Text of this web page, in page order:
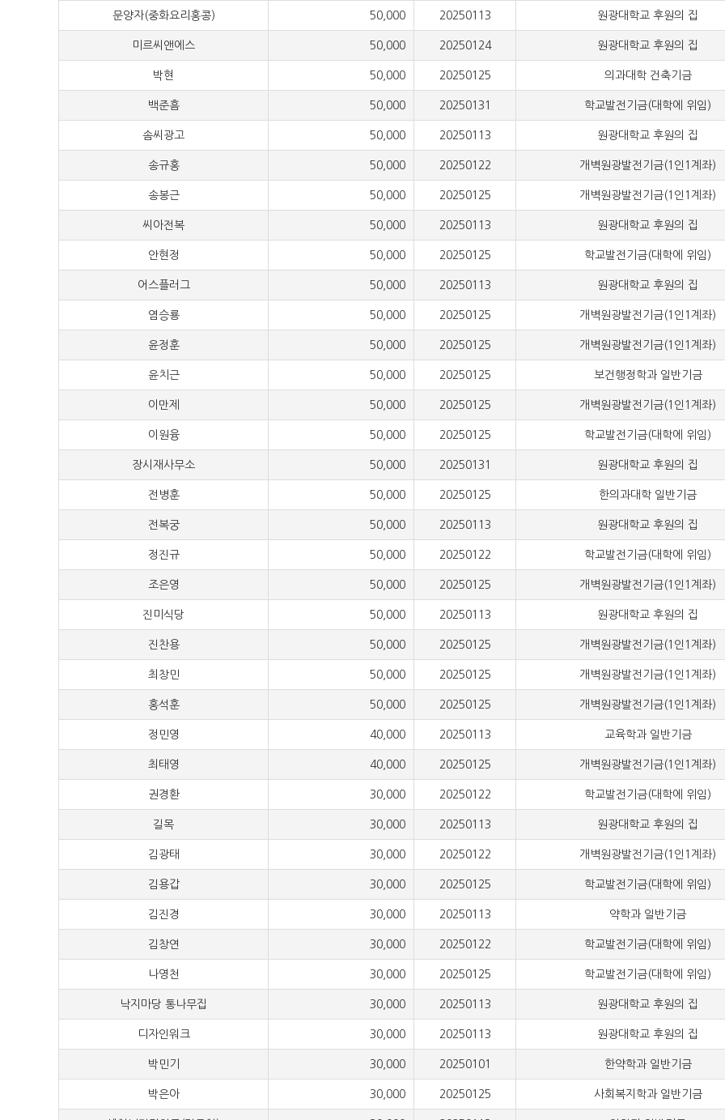
문양자(중화요리홍콩) 50,000 20250113 원광대학교 후원의 집
미르씨앤에스 50,000 20250124 원광대학교 후원의 집
박현 50,000 20250125 의과대학 건축기금
백준흠 50,000 20250131 학교발전기금(대학에 위임)
솜씨광고 50,000 20250113 원광대학교 후원의 집
송규홍 50,000 20250122 개벽원광발전기금(1인1계좌)
송봉근 50,000 20250125 개벽원광발전기금(1인1계좌)
씨아전복 50,000 20250113 원광대학교 후원의 집
안현정 50,000 20250125 학교발전기금(대학에 위임)
어스플러그 50,000 20250113 원광대학교 후원의 집
염승룡 50,000 20250125 개벽원광발전기금(1인1계좌)
윤정훈 50,000 20250125 개벽원광발전기금(1인1계좌)
윤치근 50,000 20250125 보건행정학과 일반기금
이만제 50,000 20250125 개벽원광발전기금(1인1계좌)
이원융 50,000 20250125 학교발전기금(대학에 위임)
장시재사무소 50,000 20250131 원광대학교 후원의 집
전병훈 50,000 20250125 한의과대학 일반기금
전복궁 50,000 20250113 원광대학교 후원의 집
정진규 50,000 20250122 학교발전기금(대학에 위임)
조은영 50,000 20250125 개벽원광발전기금(1인1계좌)
진미식당 50,000 20250113 원광대학교 후원의 집
진찬용 50,000 20250125 개벽원광발전기금(1인1계좌)
최창민 50,000 20250125 개벽원광발전기금(1인1계좌)
홍석훈 50,000 20250125 개벽원광발전기금(1인1계좌)
정민영 40,000 20250113 교육학과 일반기금
최태영 40,000 20250125 개벽원광발전기금(1인1계좌)
권경환 30,000 20250122 학교발전기금(대학에 위임)
길목 30,000 20250113 원광대학교 후원의 집
김광태 30,000 20250122 개벽원광발전기금(1인1계좌)
김용갑 30,000 20250125 학교발전기금(대학에 위임)
김진경 30,000 20250113 약학과 일반기금
김창연 30,000 20250122 학교발전기금(대학에 위임)
나영천 30,000 20250125 학교발전기금(대학에 위임)
낙지마당 통나무집 30,000 20250113 원광대학교 후원의 집
디자인워크 30,000 20250113 원광대학교 후원의 집
박민기 30,000 20250101 한약학과 일반기금
박은아 30,000 20250125 사회복지학과 일반기금